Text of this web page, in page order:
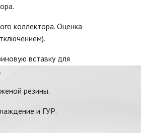
коллектора. Оценка
вставку для
резины.
и ГУР.